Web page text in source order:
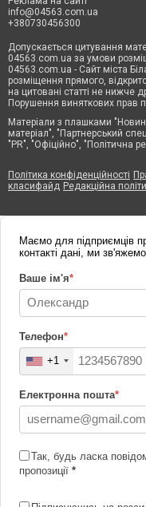
info@04563.com.ua
+380730456300
Допускається цитування
04563.com.ua за умови
04563.com.ua - Сайт міста
розміщення прямого,
на цитовані статті не нижче
Порушення виняткових прав
Матеріали з плашками
матеріал", "Партнерський
"PR", "Офіційно", "Політична
Політика конфіденційності
класифайд Редакційна
Маємо для підприємців
контакті дані, ми
Ваше ім'я*
Телефон*
+1
Електронна пошта*
Так, будь ласка
пропозиції *